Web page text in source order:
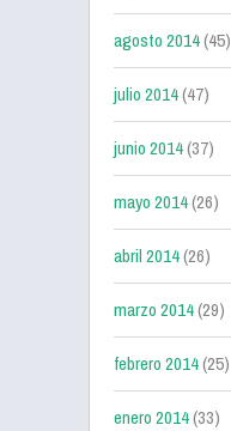
agosto 2014(45)
julio 2014(47)
junio 2014(37)
mayo 2014(26)
abril 2014(26)
marzo 2014(29)
febrero 2014(25)
enero 2014(33)